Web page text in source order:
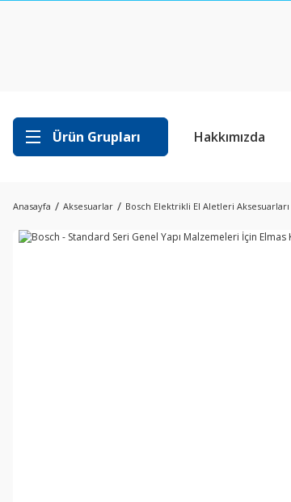
Ürün Grupları Hakkımızda
Anasayfa Aksesuarlar Bosch Elektrikli El Aletleri Aksesuarları